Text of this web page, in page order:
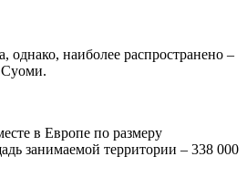
однако, наиболее распространено –
Суоми.
в Европе по размеру
занимаемой территории – 338 000